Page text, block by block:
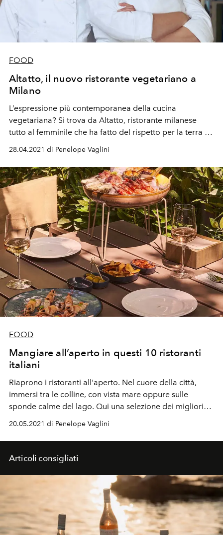
FOOD
Altatto, il nuovo ristorante vegetariano a
Milano
L’espressione più contemporanea della cucina
vegetariana? Si trova da Altatto, ristorante milanese
tutto al femminile che ha fatto del rispetto per la terra e
28.04.2021 di Penelope Vaglini
FOOD
Mangiare all’aperto in questi 10 ristoranti
italiani
Riaprono i ristoranti all'aperto. Nel cuore della città,
immersi tra le colline, con vista mare oppure sulle
sponde calme del lago. Qui una selezione dei migliori
20.05.2021 di Penelope Vaglini
Articoli consigliati